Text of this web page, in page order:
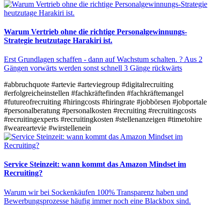
Warum Vertrieb ohne die richtige Personalgewinnungs-
Strategie heutzutage Harakiri ist.
Erst Grundlagen schaffen - dann auf Wachstum schalten. ? Aus 2
Gängen vorwärts werden sonst schnell 3 Gänge rückwärts​
#abbruchquote #artevie #arteviegroup #digitalrecruiting
#erfolgreicheinstellen #fachkräftefinden #fachkräftemangel
#futureofrecruiting #hiringcosts #hiringrate #jobbörsen #jobportale
#personalberatung #personalkosten #recruiting #recruitingcosts
#recruitingexperts #recruitingkosten #stellenanzeigen #timetohire
#weareartevie #wirstellenein
Service Steinzeit: wann kommt das Amazon Mindset im
Recruiting?
Warum wir bei Sockenkäufen 100% Transparenz haben und
Bewerbungsprozesse häufig immer noch eine Blackbox sind.